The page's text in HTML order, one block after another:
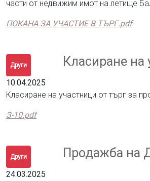
части от недвижим имот на летище
ПОКАНА ЗА УЧАСТИЕ В ТЪРГ.pdf
Други
10.04.2025
Класиране на
Класиране на участници от търг за
З-10.pdf
Други
24.03.2025
Продажба на